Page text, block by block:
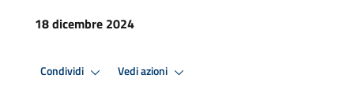
18 dicembre 2024
Condividi Vedi azioni